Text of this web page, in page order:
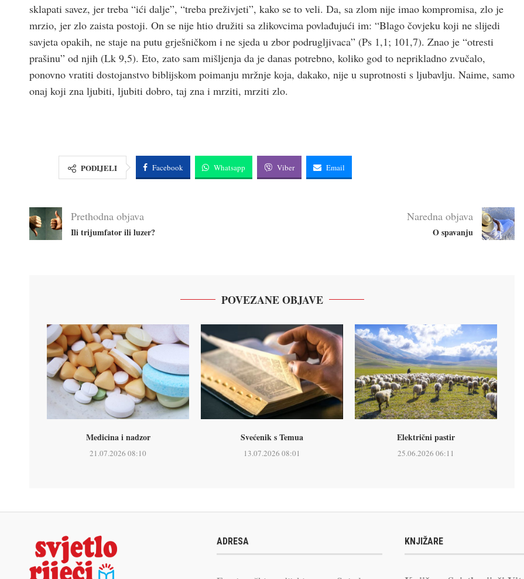
sklapati savez, jer treba “ići dalje”, “treba preživjeti”, kako se to veli. Da, sa zlom nije imao kompromisa, zlo je
mrzio, jer zlo zaista postoji. On se nije htio družiti sa zlikovcima povlađujući im: “Blago čovjeku koji ne slijedi
savjeta opakih, ne staje na putu grješničkom i ne sjeda u zbor podrugljivaca” (Ps 1,1; 101,7). Znao je “otresti
prašinu” od njih (Lk 9,5). Eto, zato sam mišljenja da je danas potrebno, koliko god to neprikladno zvučalo,
ponovno vratiti dostojanstvo biblijskom poimanju mržnje koja, dakako, nije u suprotnosti s ljubavlju. Naime, samo
onaj koji zna ljubiti, ljubiti dobro, taj zna i mrziti, mrziti zlo.
PODIJELI Facebook Whatsapp Viber Email
Prethodna objava
Ili trijumfator ili luzer?
Naredna objava
O spavanju
POVEZANE OBJAVE
Medicina i nadzor
21.07.2026 08:10
Svećenik s Temua
13.07.2026 08:01
Električni pastir
25.06.2026 06:11
ADRESA KNJIŽARE